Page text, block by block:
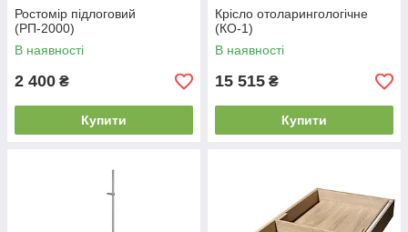
Ростомір підлоговий
(РП-2000)
В наявності
2 400 ₴
Купити
Крісло отоларингологічне
(КО-1)
В наявності
15 515 ₴
Купити